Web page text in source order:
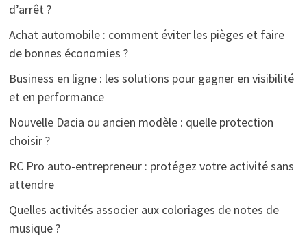
d’arrêt ?
Achat automobile : comment éviter les pièges et faire
de bonnes économies ?
Business en ligne : les solutions pour gagner en visibilité
et en performance
Nouvelle Dacia ou ancien modèle : quelle protection
choisir ?
RC Pro auto-entrepreneur : protégez votre activité sans
attendre
Quelles activités associer aux coloriages de notes de
musique ?